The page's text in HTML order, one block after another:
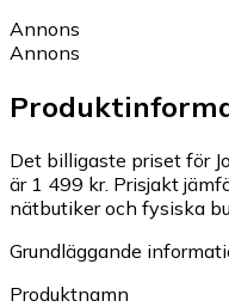
Annons
Annons
Det billigaste priset för
är 1 499 kr. Prisjakt
nätbutiker och fysiska
Grundläggande
Produktnamn